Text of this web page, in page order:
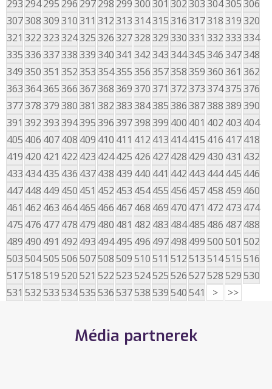
293 294295 296 297298 299300301 302303304305306
307308309310311 312313314315316317318319320
321 322323324325326327328329330331 332333334
335336337338339340341 342343344345346347348
349350351 352353354355356357358359360361 362
363364365366367368369370371 372373374375376
377378379380381 382383384385386387388389390
391 392393394395396397398399 400 401 402 403 404
405 406 407408 409 410 411 412 413 414415 416 417418
419 420 421 422 423 424425 426 427428 429 430 431 432
433 434435 436 437438 439 440 441 442 443 444445 446
447448 449 450 451 452 453 454455 456 457458 459 460
461 462 463 464465 466 467468 469 470 471 472 473 474
475 476 477478 479 480 481 482 483 484485 486 487488
489 490 491 492 493 494495 496 497498 499500501 502
503504505506507508509510511 512513514515516
517518519520521 522523524525526527528529530
531 532533534535536537538539540541 > >>
Média partnerek